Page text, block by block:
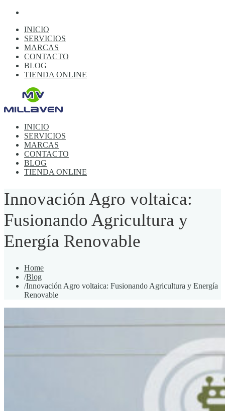
INICIO
SERVICIOS
MARCAS
CONTACTO
BLOG
TIENDA ONLINE
INICIO
SERVICIOS
MARCAS
CONTACTO
BLOG
TIENDA ONLINE
Innovación Agro voltaica:
Fusionando Agricultura y
Energía Renovable
Home
/Blog
/Innovación Agro voltaica: Fusionando Agricultura y Energía
Renovable